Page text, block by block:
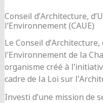
Conseil d’Architecture,
l’Environnement (CAUE)
Le Conseil
l’Environnement de la
organisme créé à
cadre de la Loi sur
Investi d’une mission de